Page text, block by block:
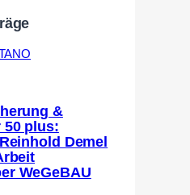
&
50 plus:
Demel
WeGeBAU